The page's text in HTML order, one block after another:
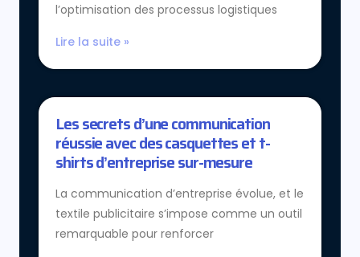
l’optimisation des processus logistiques
Lire la suite »
Les secrets d’une communication
réussie avec des casquettes et t-
shirts d’entreprise sur-mesure
La communication d’entreprise évolue, et le
textile publicitaire s’impose comme un outil
remarquable pour renforcer